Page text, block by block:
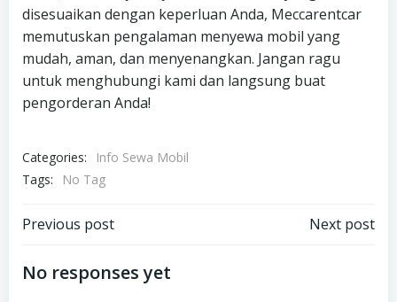
disesuaikan dengan keperluan Anda, Meccarentcar
memutuskan pengalaman menyewa mobil yang
mudah, aman, dan menyenangkan. Jangan ragu
untuk menghubungi kami dan langsung buat
pengorderan Anda!
Categories:
Info Sewa Mobil
Tags:
No Tag
Post
navigation
Previous post Next post
No responses yet